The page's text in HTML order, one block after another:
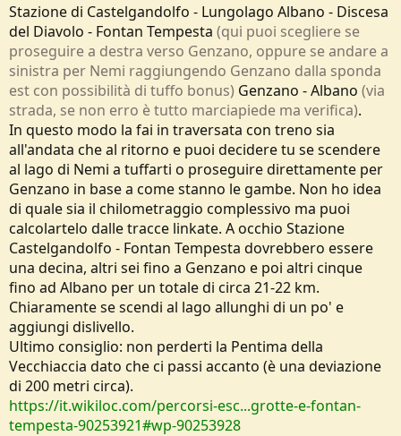
Stazione di Castelgandolfo - Lungolago Albano - Discesa
del Diavolo - Fontan Tempesta (qui puoi scegliere se
proseguire a destra verso Genzano, oppure se andare a
sinistra per Nemi raggiungendo Genzano dalla sponda
est con possibilità di tuffo bonus) Genzano - Albano (via
strada, se non erro è tutto marciapiede ma verifica).
In questo modo la fai in traversata con treno sia
all'andata che al ritorno e puoi decidere tu se scendere
al lago di Nemi a tuffarti o proseguire direttamente per
Genzano in base a come stanno le gambe. Non ho idea
di quale sia il chilometraggio complessivo ma puoi
calcolartelo dalle tracce linkate. A occhio Stazione
Castelgandolfo - Fontan Tempesta dovrebbero essere
una decina, altri sei fino a Genzano e poi altri cinque
fino ad Albano per un totale di circa 21-22 km.
Chiaramente se scendi al lago allunghi di un po' e
aggiungi dislivello.
Ultimo consiglio: non perderti la Pentima della
Vecchiaccia dato che ci passi accanto (è una deviazione
di 200 metri circa).
https://it.wikiloc.com/percorsi-esc...grotte-e-fontan-
tempesta-90253921#wp-90253928